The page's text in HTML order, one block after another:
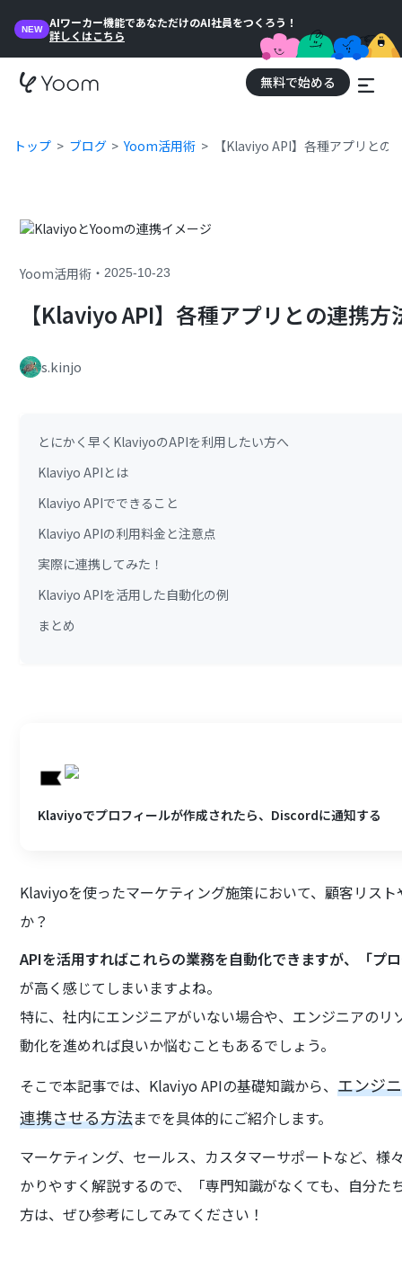
NEW
AIワーカー機能であなただけのAI社員をつくろう！
詳しくはこちら
無料で始める
トップ ブログ Yoom活用術 【Klaviyo API】各種アプリと
Yoom活用術 ・2025-10-23
【Klaviyo API】各種アプリとの連携
s.kinjo
とにかく早くKlaviyoのAPIを利用したい方へ
Klaviyo APIとは
Klaviyo APIでできること
Klaviyo APIの利用料金と注意点
実際に連携してみた！
Klaviyo APIを活用した自動化の例
まとめ
Klaviyoでプロフィールが作成されたら、Discordに通知する
Klaviyoを使ったマーケティング施策において、顧客リス
か？
APIを活用すればこれらの業務を自動化できますが、「プ
が高く感じてしまいますよね。
特に、社内にエンジニアがいない場合や、エンジニアの
動化を進めれば良いか悩むこともあるでしょう。
そこで本記事では、Klaviyo APIの基礎知識から、エンジ
連携させる方法までを具体的にご紹介します。
マーケティング、セールス、カスタマーサポートなど、
かりやすく解説するので、「専門知識がなくても、自分
方は、ぜひ参考にしてみてください！